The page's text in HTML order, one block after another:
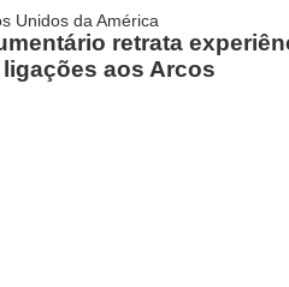
Unidos da América
retrata
aos Arcos